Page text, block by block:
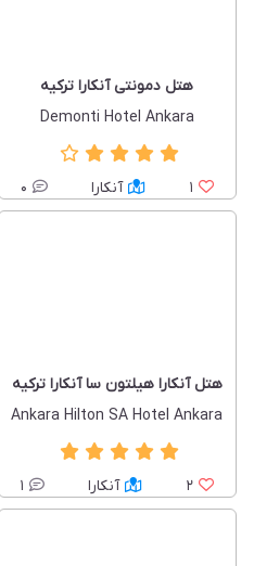
هتل دمونتی آنکارا ترکیه
Demonti Hotel Ankara
1 آنکارا 0
هتل آنکارا هیلتون سا آنکارا ترکیه
Ankara Hilton SA Hotel Ankara
2 آنکارا 1